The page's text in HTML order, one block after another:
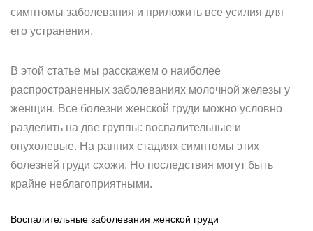
симптомы заболевания и приложить все усилия для
его устранения.
В этой статье мы расскажем о наиболее
распространенных заболеваниях молочной железы у
женщин. Все болезни женской груди можно условно
разделить на две группы: воспалительные и
опухолевые. На ранних стадиях симптомы этих
болезней груди схожи. Но последствия могут быть
крайне неблагоприятными.
Воспалительные заболевания женской груди